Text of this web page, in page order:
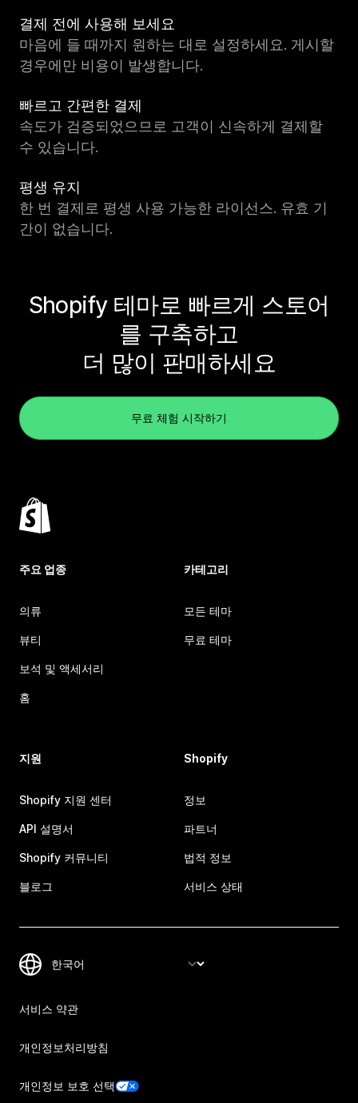
결제 전에 사용해 보세요
마음에 들 때까지 원하는 대로 설정하세요. 게시할
경우에만 비용이 발생합니다.
빠르고 간편한 결제
속도가 검증되었으므로 고객이 신속하게 결제할
수 있습니다.
평생 유지
한 번 결제로 평생 사용 가능한 라이선스. 유효 기
간이 없습니다.
Shopify 테마로 빠르게 스토어
를 구축하고
더 많이 판매하세요
무료 체험 시작하기
주요 업종
의류
뷰티
보석 및 액세서리
홈
카테고리
모든 테마
무료 테마
지원
Shopify 지원 센터
API 설명서
Shopify 커뮤니티
블로그
Shopify
정보
파트너
법적 정보
서비스 상태
서비스 약관
개인정보처리방침
개인정보 보호 선택